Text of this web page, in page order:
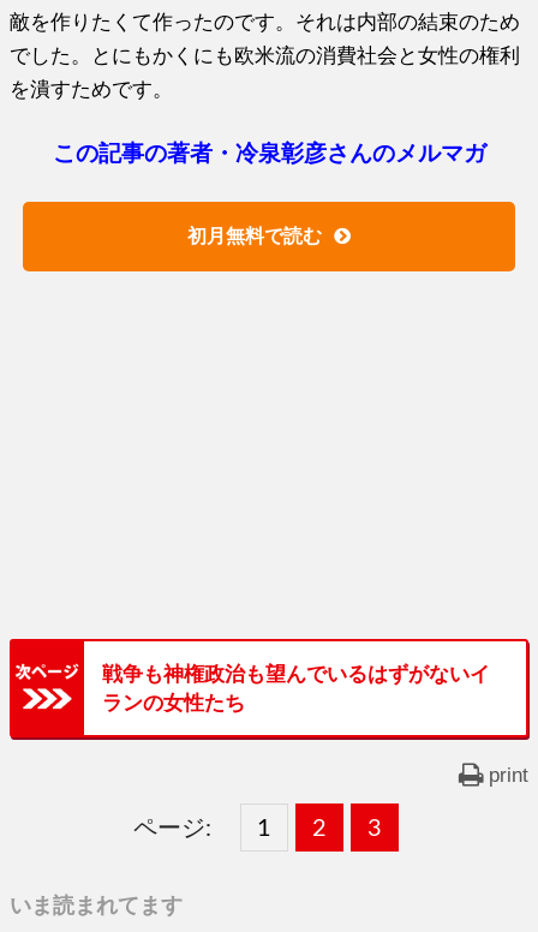
敵を作りたくて作ったのです。それは内部の結束のため
でした。とにもかくにも欧米流の消費社会と女性の権利
を潰すためです。
この記事の著者・冷泉彰彦さんのメルマガ
初月無料で読む
戦争も神権政治も望んでいるはずがないイ
ランの女性たち
print
ページ:
固
1 ,
固
2 ,
固
3
いま読まれてます